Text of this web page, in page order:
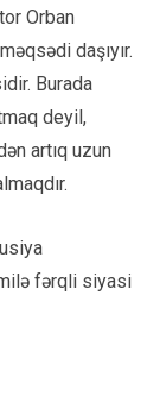
Orban
daşıyır.
Burada
deyil,
artıq uzun
fərqli siyasi